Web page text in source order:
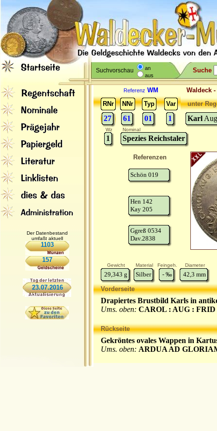
Suchvorschau
an
aus
Suche
Der Datenbestand
umfaßt aktuell
1103
157
23.07.2016
Referenz WM
RNr
NNr Typ Var
27 61 01 1
unter
Karl
Wz Nominal
1 Spezies Reichstaler
Referenzen
Schön 019
Hen 142
Kay 205
Ggreß 0534
Dav.2838
Gewicht Material Feingeh. Diameter
29,343 g Silber - ‰ 42,3 mm
Vorderseite
Drapiertes Brustbild Karls in
Ums. oben: CAROL : AUG : FRID
Rückseite
Gekröntes ovales Wappen in
Ums. oben: ARDUA AD